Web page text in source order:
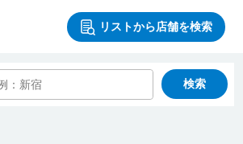
リストから店舗を検索
検索